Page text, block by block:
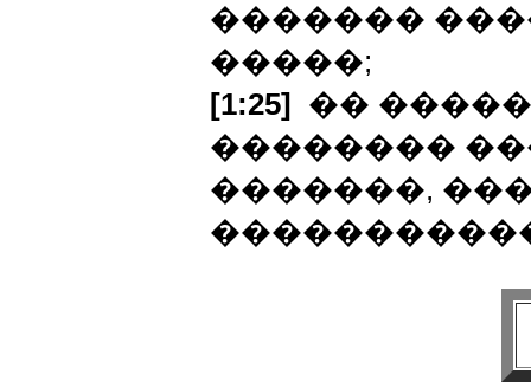
�������
�����;
[1:25] ��
��������
�������,